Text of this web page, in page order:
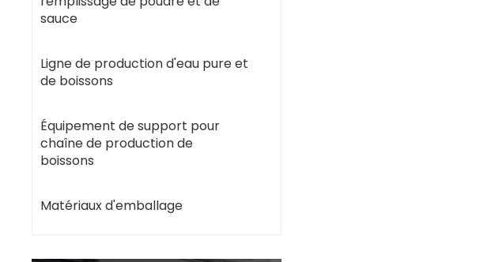
sauce
Ligne de production d'eau pure et
de boissons
Équipement de support pour
chaîne de production de
boissons
Matériaux d'emballage